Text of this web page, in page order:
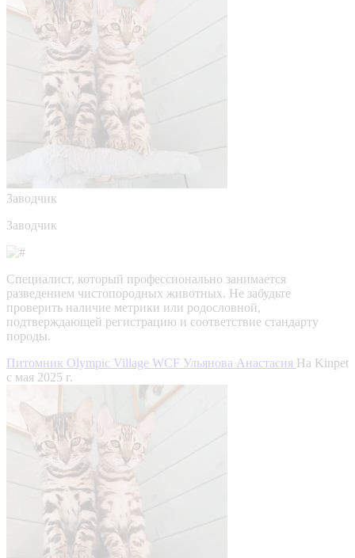
Заводчик
Заводчик
Специалист, который профессионально занимается
разведением чистопородных животных. Не забудьте
проверить наличие метрики или родословной,
подтверждающей регистрацию и соответствие стандарту
породы.
Питомник Olympic Village WCF Ульянова Анастасия На Kinpet
c мая 2025 г.